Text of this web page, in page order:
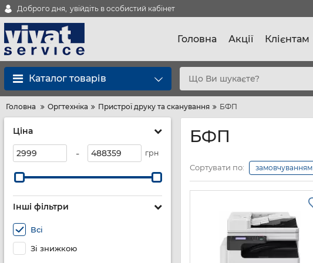
Доброго дня, увійдіть в особистий кабінет
Головна Акції Клієнтам
Каталог товарів
Головна Оргтехніка Пристрої друку та сканування БФП
Ціна
- грн
Інші фільтри
Всі
Зі знижкою
БФП
Сортувати по: замовчуванням